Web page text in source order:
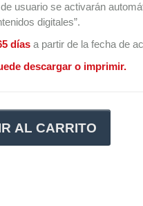
usuario se activarán
digitales”.
días a partir de la fecha de
descargar o imprimir.
AL CARRITO